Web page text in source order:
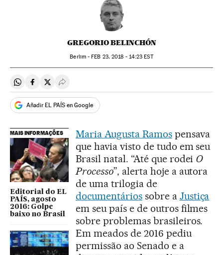
GREGORIO BELINCHÓN
Berlim -FEB 23, 2018 - 14:23 EST
Compartir en Whatsapp
Compartir en Facebook
Compartir en Twitter
Desplegar Redes Sociales
Añadir EL PAÍS en Google
MAIS INFORMAÇÕES
Editorial do EL
PAÍS, agosto
2016: Golpe
baixo no Brasil
Maria Augusta Ramospensava
que havia visto de tudo em seu
Brasil natal. “Até que rodei O
Processo”, alerta hoje a autora
de uma trilogia de
documentáriossobre a Justiça
em seu país e de outros filmes
sobre problemas brasileiros.
Em meados de 2016 pediu
permissão ao Senado e a